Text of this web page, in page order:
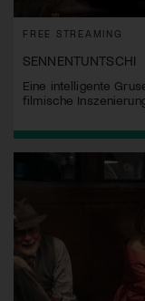
FREE STREAMING
SENNENTUNTSCHI
Eine intelligente
filmische